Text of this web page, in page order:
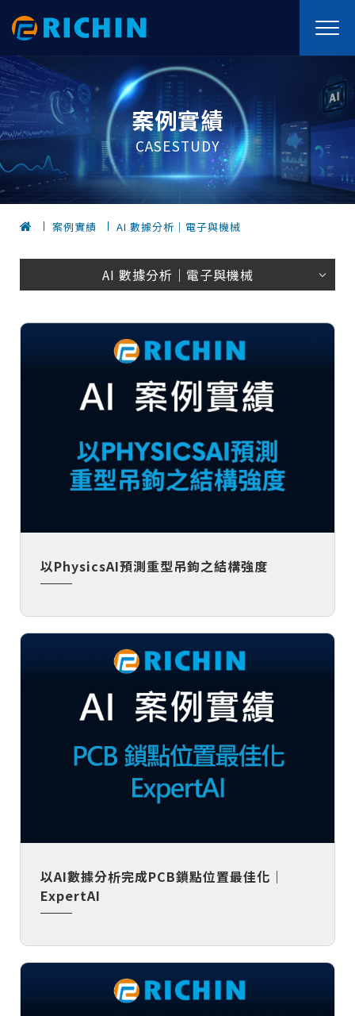
案例實績
CASESTUDY
案例實績 AI 數據分析｜電子與機械
AI 數據分析｜電子與機械
以PhysicsAI預測重型吊鉤之結構強度
以AI數據分析完成PCB鎖點位置最佳化｜
ExpertAI